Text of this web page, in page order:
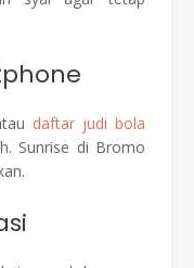
daftar judi bola
Sunrise di Bromo